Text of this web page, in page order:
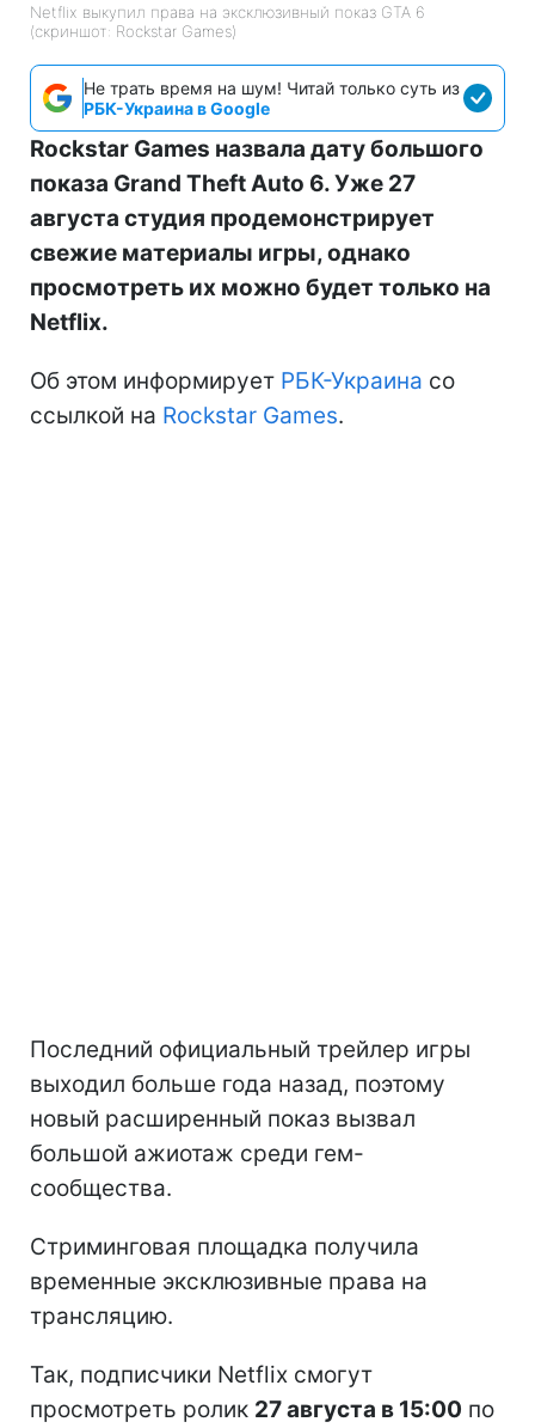
Netflix выкупил права на эксклюзивный показ GTA 6
(скриншот: Rockstar Games)
Не трать время на шум! Читай только суть из
РБК-Украина в Google
Rockstar Games назвала дату большого
показа Grand Theft Auto 6. Уже 27
августа студия продемонстрирует
свежие материалы игры, однако
просмотреть их можно будет только на
Netflix.
Об этом информирует РБК-Украина со
ссылкой на Rockstar Games.
Последний официальный трейлер игры
выходил больше года назад, поэтому
новый расширенный показ вызвал
большой ажиотаж среди гем-
сообщества.
Стриминговая площадка получила
временные эксклюзивные права на
трансляцию.
Так, подписчики Netflix смогут
просмотреть ролик 27 августа в 15:00 по